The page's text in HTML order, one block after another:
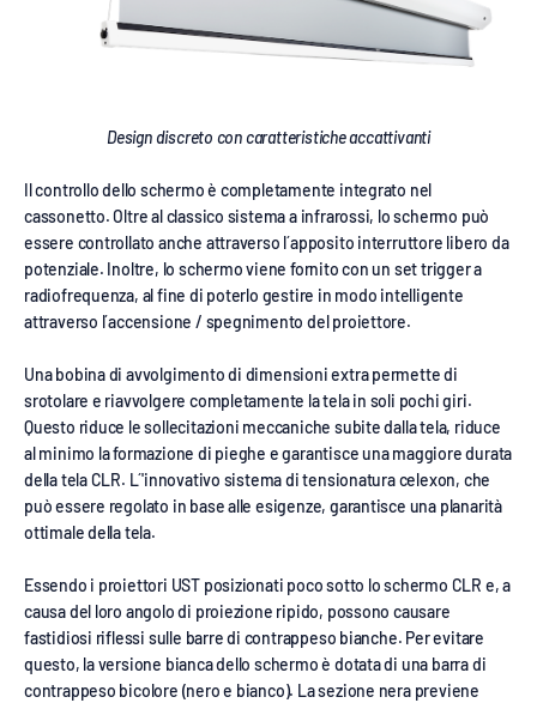
Design discreto con caratteristiche accattivanti
Il controllo dello schermo è completamente integrato nel
cassonetto. Oltre al classico sistema a infrarossi, lo schermo può
essere controllato anche attraverso l´apposito interruttore libero da
potenziale. Inoltre, lo schermo viene fornito con un set trigger a
radiofrequenza, al fine di poterlo gestire in modo intelligente
attraverso l´accensione / spegnimento del proiettore.
Una bobina di avvolgimento di dimensioni extra permette di
srotolare e riavvolgere completamente la tela in soli pochi giri.
Questo riduce le sollecitazioni meccaniche subite dalla tela, riduce
al minimo la formazione di pieghe e garantisce una maggiore durata
della tela CLR. L´'innovativo sistema di tensionatura celexon, che
può essere regolato in base alle esigenze, garantisce una planarità
ottimale della tela.
Essendo i proiettori UST posizionati poco sotto lo schermo CLR e, a
causa del loro angolo di proiezione ripido, possono causare
fastidiosi riflessi sulle barre di contrappeso bianche. Per evitare
questo, la versione bianca dello schermo è dotata di una barra di
contrappeso bicolore (nero e bianco). La sezione nera previene